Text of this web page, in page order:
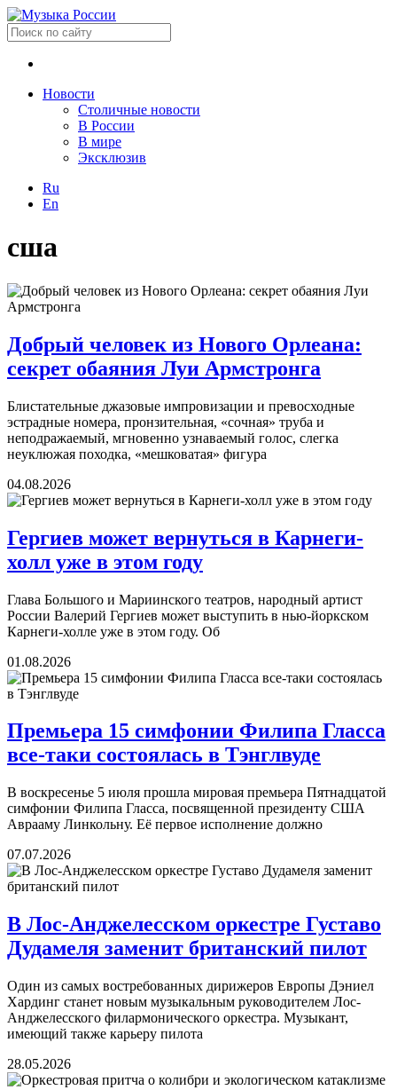
Новости
Столичные новости
В России
В мире
Эксклюзив
Ru
En
сша
Добрый человек из Нового Орлеана:
секрет обаяния Луи Армстронга
Блистательные джазовые импровизации и превосходные
эстрадные номера, пронзительная, «сочная» труба и
неподражаемый, мгновенно узнаваемый голос, слегка
неуклюжая походка, «мешковатая» фигура
04.08.2026
Гергиев может вернуться в Карнеги-
холл уже в этом году
Глава Большого и Мариинского театров, народный артист
России Валерий Гергиев может выступить в нью-йоркском
Карнеги-холле уже в этом году. Об
01.08.2026
Премьера 15 симфонии Филипа Гласса
все-таки состоялась в Тэнглвуде
В воскресенье 5 июля прошла мировая премьера Пятнадцатой
симфонии Филипа Гласса, посвященной президенту США
Аврааму Линкольну. Её первое исполнение должно
07.07.2026
В Лос-Анджелесском оркестре Густаво
Дудамеля заменит британский пилот
Один из самых востребованных дирижеров Европы Дэниел
Хардинг станет новым музыкальным руководителем Лос-
Анджелесского филармонического оркестра. Музыкант,
имеющий также карьеру пилота
28.05.2026